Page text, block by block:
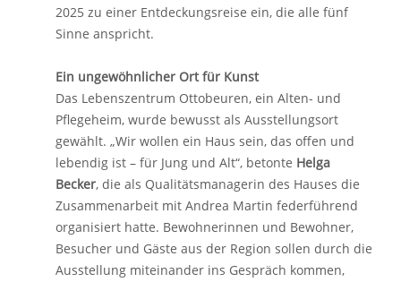
2025 zu einer Entdeckungsreise ein, die alle fünf
Sinne anspricht.
Ein ungewöhnlicher Ort für Kunst
Das Lebenszentrum Ottobeuren, ein Alten- und
Pflegeheim, wurde bewusst als Ausstellungsort
gewählt. „Wir wollen ein Haus sein, das offen und
lebendig ist – für Jung und Alt“, betonte Helga
Becker, die als Qualitätsmanagerin des Hauses die
Zusammenarbeit mit Andrea Martin federführend
organisiert hatte. Bewohnerinnen und Bewohner,
Besucher und Gäste aus der Region sollen durch die
Ausstellung miteinander ins Gespräch kommen,